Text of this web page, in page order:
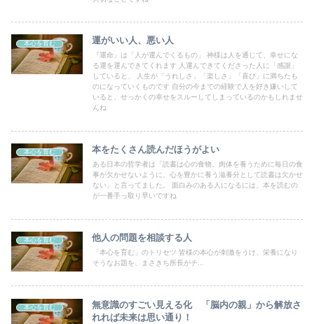
本心を育む 運がいい人、悪い人
『運命」は「人が運んでくるもの」 神様は人を通じて、幸せにな
る運を運んできてくれます 人運んできてくださった人に「感謝」
していると、 人生が「うれしさ」「楽しさ」「喜び」に満ちたも
のになっていくものです 自分の今までの経験で人を好き嫌いして
いると、せっかくの幸せをスルーしてしまっているのかもしれませ
んね
本心を育む 本をたくさん読んだほうがよい
ある日本の哲学者は「読書は心の食物。肉体を養うために毎日の食
事が欠かせないように、心を豊かに養う滋養分として読書は欠かせ
ない」と言ってました。 面白みのある人になるには、本を読むの
が一番手っ取り早いですね
本心を育む 他人の問題を相談する人
「本心を育む」のトリセツ 皆様の本心が刺激をうけ、栄養になり
そうなお題を、まさきち所長がチ...
本心を育む
無意識のすごい見える化 「脳内の親」から解放さ
れれば未来は思い通り！